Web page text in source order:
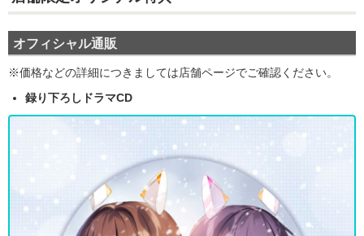
オフィシャル通販
※価格などの詳細につきましては店舗ページでご確認ください。
録り下ろしドラマCD